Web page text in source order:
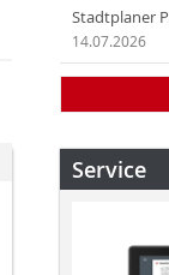
Stadtplaner
14.07.2026
Service